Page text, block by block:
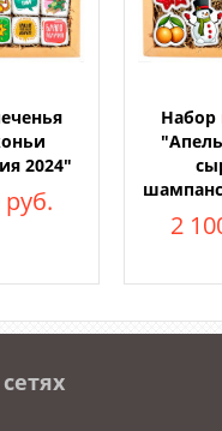
2024"
руб.
Набор
2